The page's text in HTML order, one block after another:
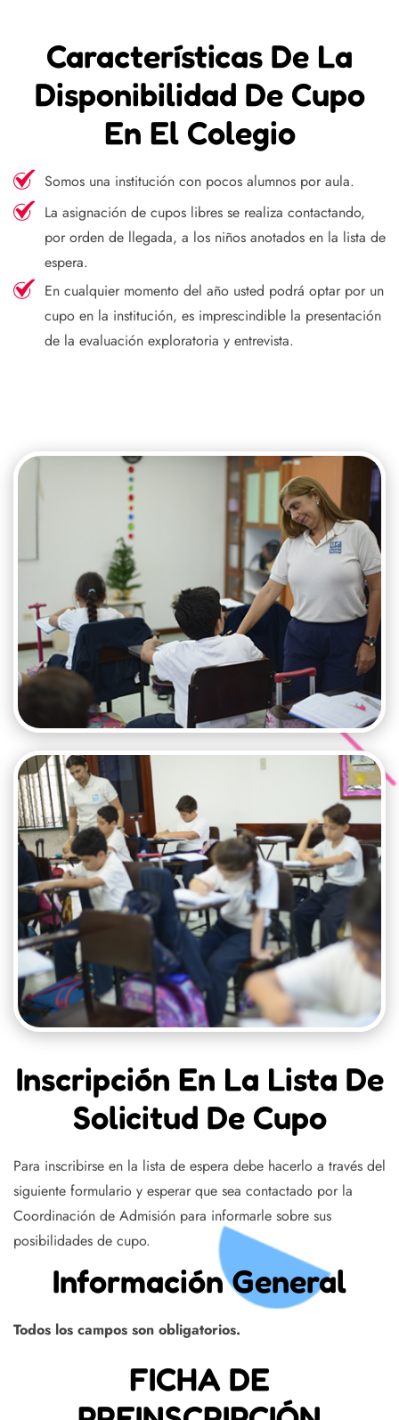
Características De La
Disponibilidad De Cupo
En El Colegio
Somos una institución con pocos alumnos por aula.
La asignación de cupos libres se realiza contactando,
por orden de llegada, a los niños anotados en la lista de
espera.
En cualquier momento del año usted podrá optar por un
cupo en la institución, es imprescindible la presentación
de la evaluación exploratoria y entrevista.
Inscripción En La Lista De
Solicitud De Cupo
Para inscribirse en la lista de espera debe hacerlo a través del
siguiente formulario y esperar que sea contactado por la
Coordinación de Admisión para informarle sobre sus
posibilidades de cupo.
Información General
Todos los campos son obligatorios.
FICHA DE